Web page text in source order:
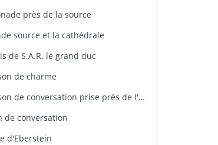
près de la source
source et la cathédrale
de S.A.R. le grand duc
de charme
Baden-Baden : la maison de conversation prise près de l'étang
de conversation
d'Eberstein